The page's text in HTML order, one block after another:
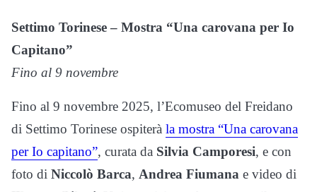
Settimo Torinese – Mostra “Una carovana per Io
Capitano”
Fino al 9 novembre
Fino al 9 novembre 2025, l’Ecomuseo del Freidano
di Settimo Torinese ospiterà la mostra “Una carovana
per Io capitano”, curata da Silvia Camporesi, e con
foto di Niccolò Barca, Andrea Fiumana e video di